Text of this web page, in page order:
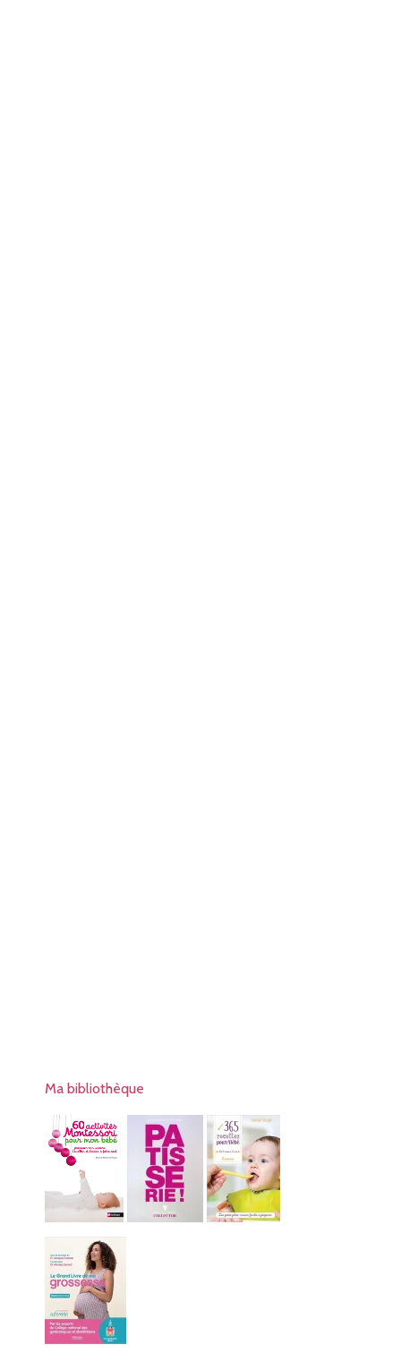
Ma bibliothèque